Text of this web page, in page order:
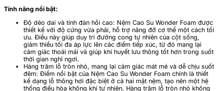
Tính năng nổi bật:
Độ dẻo dai và tính đàn hồi cao: Nệm Cao Su Wonder Foam được
thiết kế với độ cứng vừa phải, hỗ trợ nâng đỡ cơ thể một cách tối
ưu. Điều này giúp duy trì đường cong tự nhiên của cột sống,
giảm thiểu tối đa áp lực lên các điểm tiếp xúc, từ đó mang lại
cảm giác thoải mái và giúp khí huyết lưu thông tốt hơn trong suốt
thời gian nghỉ ngơi.
Hàng trăm lỗ tròn nhỏ, mang lại cảm giác mát mẻ và dễ chịu suốt
đêm: Điểm nổi bật của Nệm Cao Su Wonder Foam chính là thiết
kế dạng lỗ thông hơi đặc biệt ở cả hai mặt nệm, tạo nên một hệ
thống điều hòa không khí tự nhiên. Hàng trăm lỗ tròn nhỏ không